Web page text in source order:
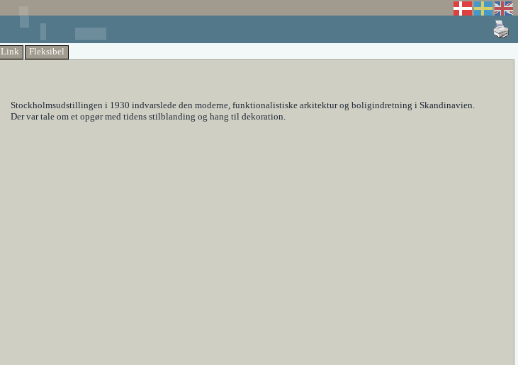
Link Fleksibel
Stockholmsudstillingen i 1930 indvarslede den moderne, funktionalistiske arkitektur og boligindretning i Skandinavien.
Der var tale om et opgør med tidens stilblanding og hang til dekoration.